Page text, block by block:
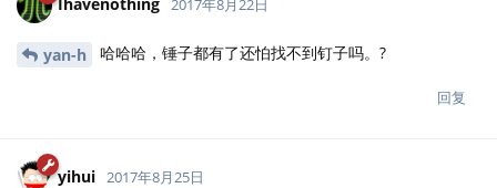
2017年8月22日
yan-h 哈哈哈，锤子都有了还怕找不到钉子吗。?
回复
yihui 2017年8月25日